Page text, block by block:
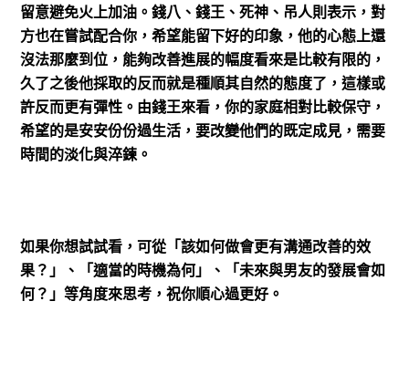
留意避免火上加油。錢八、錢王、死神、吊人則表示，對
方也在嘗試配合你，希望能留下好的印象，他的心態上還
沒法那麼到位，能夠改善進展的幅度看來是比較有限的，
久了之後他採取的反而就是種順其自然的態度了，這樣或
許反而更有彈性。由錢王來看，你的家庭相對比較保守，
希望的是安安份份過生活，要改變他們的既定成見，需要
時間的淡化與淬鍊。
如果你想試試看，可從「該如何做會更有溝通改善的效
果？」、「適當的時機為何」、「未來與男友的發展會如
何？」等角度來思考，祝你順心過更好。